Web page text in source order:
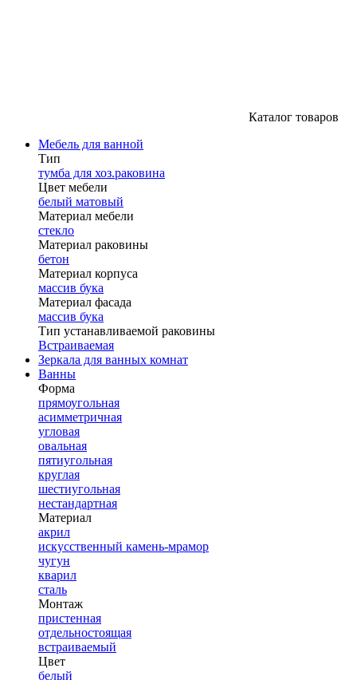
Каталог товаров
Мебель для ванной
Тип
тумба для хоз.раковина
Цвет мебели
белый матовый
Материал мебели
стекло
Материал раковины
бетон
Материал корпуса
массив бука
Материал фасада
массив бука
Тип устанавливаемой раковины
Встраиваемая
Зеркала для ванных комнат
Ванны
Форма
прямоугольная
асимметричная
угловая
овальная
пятиугольная
круглая
шестиугольная
нестандартная
Материал
акрил
искусственный камень-мрамор
чугун
кварил
сталь
Монтаж
пристенная
отдельностоящая
встраиваемый
Цвет
белый